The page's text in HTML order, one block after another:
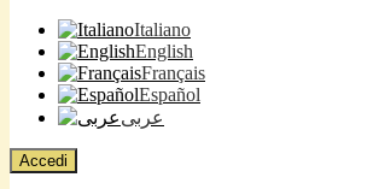
Italiano
English
Français
Español
عربى
Accedi